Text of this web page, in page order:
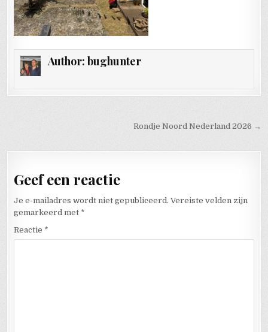
Author: bughunter
Bericht navigatieRondje Noord Nederland 2026 →
Geef een reactie
Je e-mailadres wordt niet gepubliceerd. Vereiste velden zijn
gemarkeerd met *
Reactie *